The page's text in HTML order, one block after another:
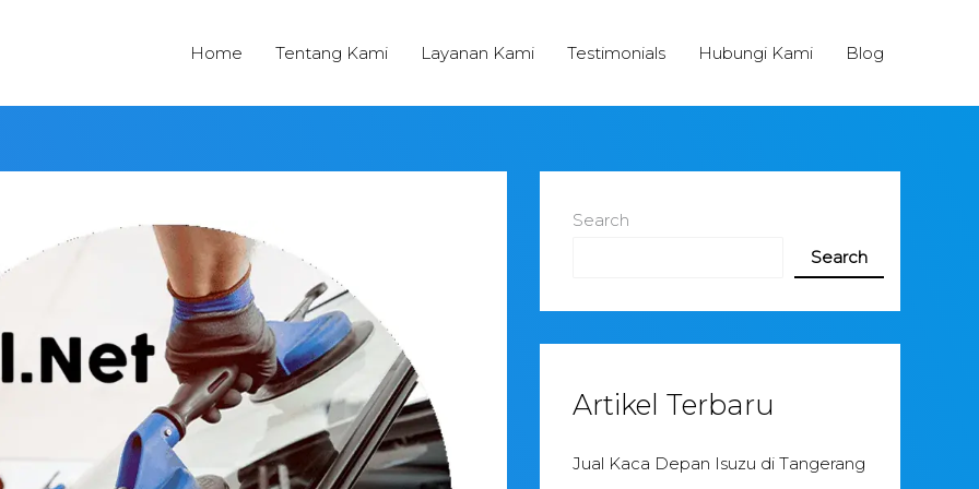
Home Tentang Kami Layanan Kami Testimonials Hubungi Kami Blog
Search
Search
Artikel Terbaru
Jual Kaca Depan Isuzu di Tangerang